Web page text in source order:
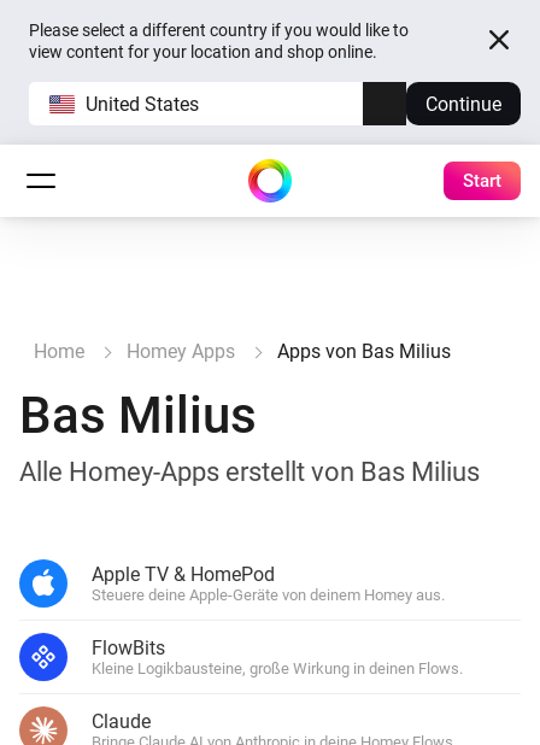
Please select a different country if you would like to
view content for your location and shop online.
United States Continue
Start
Home Homey Apps Apps von Bas Milius
Bas Milius
Alle Homey-Apps erstellt von Bas Milius
Apple TV & HomePod
Steuere deine Apple-Geräte von deinem Homey aus.
FlowBits
Kleine Logikbausteine, große Wirkung in deinen Flows.
Claude